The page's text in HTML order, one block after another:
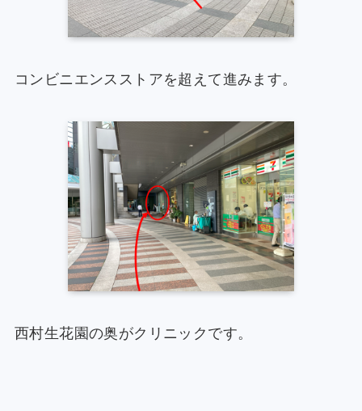
コンビニエンスストアを超えて進みます。
西村生花園の奥がクリニックです。